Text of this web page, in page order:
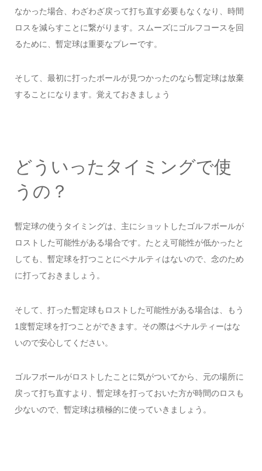
なかった場合、わざわざ戻って打ち直す必要もなくなり、時間
ロスを減らすことに繋がります。スムーズにゴルフコースを回
るために、暫定球は重要なプレーです。
そして、最初に打ったボールが見つかったのなら暫定球は放棄
することになります。覚えておきましょう
どういったタイミングで使
うの？
暫定球の使うタイミングは、主にショットしたゴルフボールが
ロストした可能性がある場合です。たとえ可能性が低かったと
しても、暫定球を打つことにペナルティはないので、念のため
に打っておきましょう。
そして、打った暫定球もロストした可能性がある場合は、もう
1度暫定球を打つことができます。その際はペナルティーはな
いので安心してください。
ゴルフボールがロストしたことに気がついてから、元の場所に
戻って打ち直すより、暫定球を打っておいた方が時間のロスも
少ないので、暫定球は積極的に使っていきましょう。